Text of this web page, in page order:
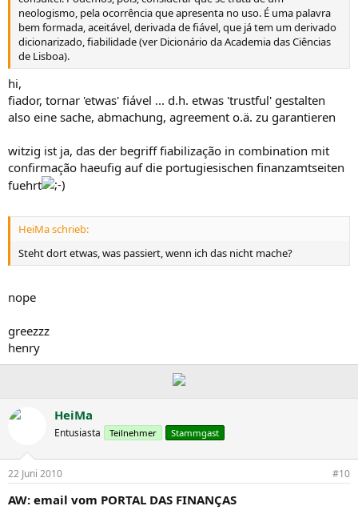
neologismo, pela ocorrência que apresenta no uso. É uma palavra
bem formada, aceitável, derivada de fiável, que já tem um derivado
dicionarizado, fiabilidade (ver Dicionário da Academia das Ciências
de Lisboa).
hi,
fiador, tornar 'etwas' fiável ... d.h. etwas 'trustful' gestalten
also eine sache, abmachung, agreement o.ä. zu garantieren
witzig ist ja, das der begriff fiabilização in combination mit
confirmação haeufig auf die portugiesischen finanzamtseiten
fuehrt
HeiMa schrieb:
Steht dort etwas, was passiert, wenn ich das nicht mache?
nope
greezzz
henry
HeiMa
Entusiasta Teilnehmer Stammgast
22 Juni 2010 #10
AW: email vom PORTAL DAS FINANÇAS